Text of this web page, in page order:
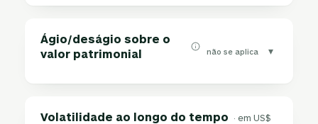
Ágio/deságio sobre o
valor patrimonial
não se aplica ▾
Volatilidade ao longo do tempo · em US$